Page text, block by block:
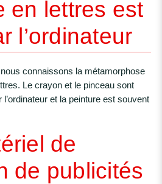
en lettres est
l’ordinateur
connaissons la métamorphose
Le crayon et le pinceau sont
et la peinture est souvent
de
de publicités